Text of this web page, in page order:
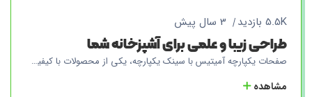
5.5K بازدید 3 سال پیش
طراحی زیبا و علمی برای آشپزخانه شما
صفحات یکپارچه آمیتیس با سینک یکپارچه، یکی از محصولات با کیفیت و بازارپسند شرکت ماست. این صفحات با استفاده از تکنولوژی پیشرفته‌ی تولید، به صورت یک تیکه تولید می‌شوند و برخلاف محصولات دیگر، سینک به صورت جداگانه به صفحه نصب نمی‌شود. بلکه صفحه و سینک به صورت یکپارچه تولید شده و به عنوان یک تیکه به مشتریان تحویل داده می‌شود. این ویژگی منحصر به فرد، به معنی عدم وجود شیارها و درزها بین صفحه و سینک است که باعث شده برگشت آب داخل سینک، به راحتی به لوله‌های فاضلاب هدایت شود و از ایجاد نواحی پوستی برای باکتری‌ها جلوگیری شود. به علاوه، این صفحات با آنتی باکتریال سازگار با هر نوع شوینده تجهیز شده‌اند. این به معنی این است که شما می‌توانید از هر نوع شوینده‌ی خانگی برای شستشوی صفحه و سینک استفاده کنید بدون این که نگرانی در مورد تاثیرات آن بر روی سطح صفحه و سینک داشته باشید. با انتخاب صفحات یکپارچه آمیتیس با سینک یکپارچه، شما علاوه بر ایجاد یک آشپزخانه‌ی زیبا و سبک، از امکانات بهداشتی بهتری در آشپزخانه‌ی خود برخوردار می‌شوید که به کاربران اجازه می‌دهد تا به راحتی و با خیالی آسوده در آشپزخانه‌ی خود کار کنند.
مشاهده